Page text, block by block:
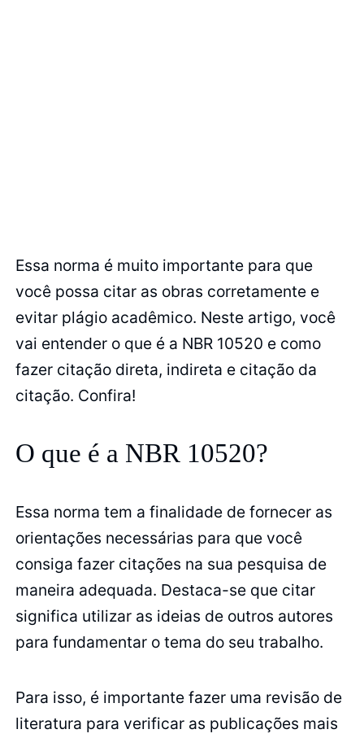
Essa norma é muito importante para que
você possa citar as obras corretamente e
evitar plágio acadêmico. Neste artigo, você
vai entender o que é a NBR 10520 e como
fazer citação direta, indireta e citação da
citação. Confira!
O que é a NBR 10520?
Essa norma tem a finalidade de fornecer as
orientações necessárias para que você
consiga fazer citações na sua pesquisa de
maneira adequada. Destaca-se que citar
significa utilizar as ideias de outros autores
para fundamentar o tema do seu trabalho.
Para isso, é importante fazer uma revisão de
literatura para verificar as publicações mais